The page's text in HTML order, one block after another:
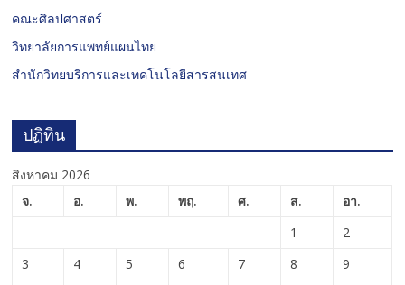
คณะศิลปศาสตร์
วิทยาลัยการแพทย์แผนไทย
สำนักวิทยบริการและเทคโนโลยีสารสนเทศ
ปฏิทิน
สิงหาคม 2026
จ.
อ. พ. พฤ. ศ. ส. อา.
1
2
3
4 5 6 7 8
9